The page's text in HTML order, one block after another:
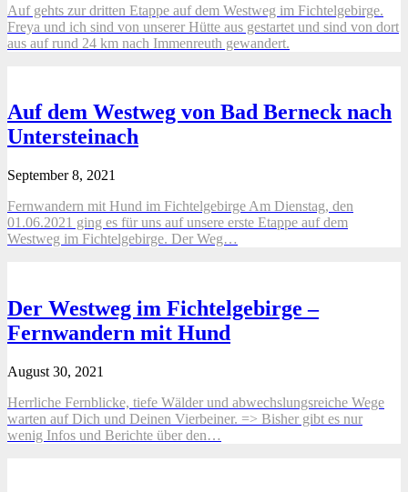
Auf gehts zur dritten Etappe auf dem Westweg im Fichtelgebirge.
Freya und ich sind von unserer Hütte aus gestartet und sind von dort
aus auf rund 24 km nach Immenreuth gewandert.
Auf dem Westweg von Bad Berneck nach
Untersteinach
September 8, 2021
Fernwandern mit Hund im Fichtelgebirge Am Dienstag, den
01.06.2021 ging es für uns auf unsere erste Etappe auf dem
Westweg im Fichtelgebirge. Der Weg…
Der Westweg im Fichtelgebirge –
Fernwandern mit Hund
August 30, 2021
Herrliche Fernblicke, tiefe Wälder und abwechslungsreiche Wege
warten auf Dich und Deinen Vierbeiner. => Bisher gibt es nur
wenig Infos und Berichte über den…